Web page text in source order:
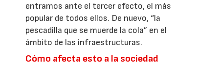
entramos ante el tercer efecto, el más
popular de todos ellos. De nuevo, “la
pescadilla que se muerde la cola” en el
ámbito de las infraestructuras.
Cómo afecta esto a la sociedad